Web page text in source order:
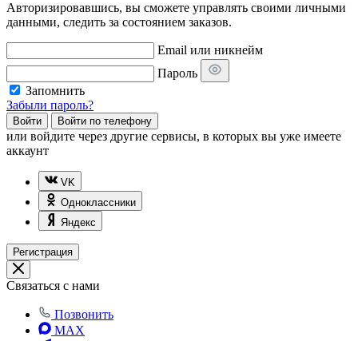
Авторизировавшись, вы сможете управлять своими личными
данными, следить за состоянием заказов.
Email или никнейм
Пароль
Запомнить
Забыли пароль?
Войти Войти по телефону
или войдите через другие сервисы, в которых вы уже имеете
аккаунт
VK
Одноклассники
Яндекс
Регистрация
Связаться с нами
Позвонить
MAX